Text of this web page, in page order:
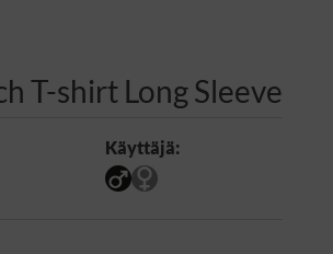
T-shirt Long Sleeve
Käyttäjä: